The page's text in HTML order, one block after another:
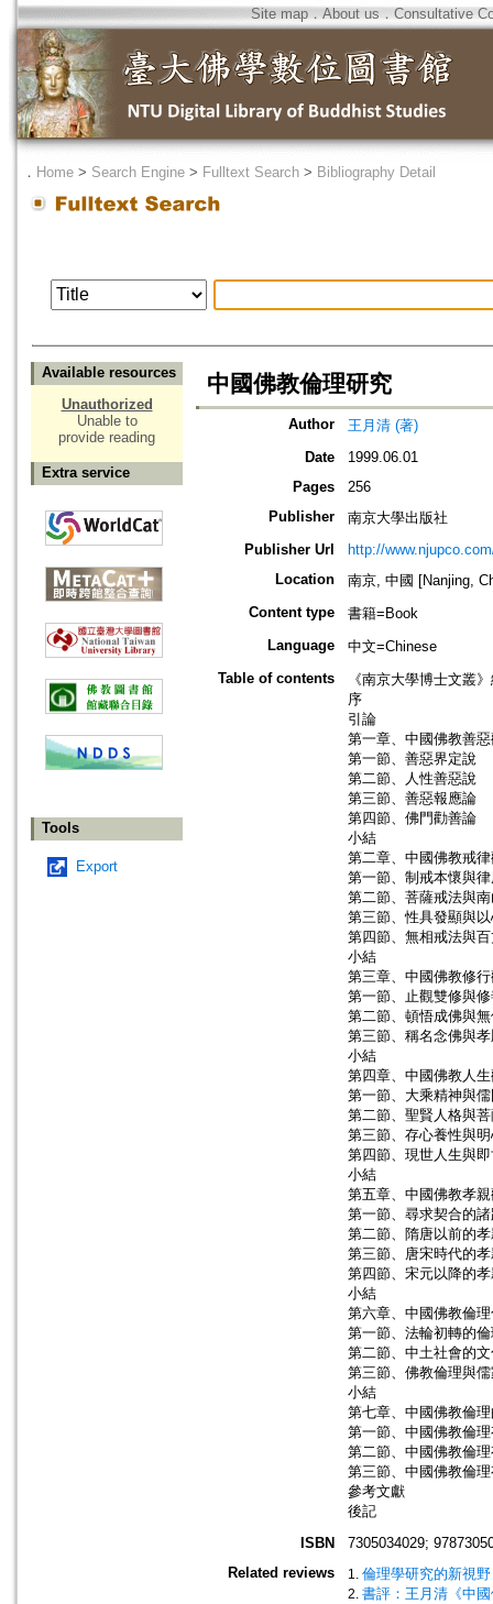
Site map．About us ． Consultative
． Home > Search Engine > Fulltext Search > Bibliography Detail
Available resources
Unauthorized
Unable to
provide reading
Extra service
Tools
Export
中國佛教倫理研究
Author
王月清 (著)
Date
1999.06.01
Pages
256
Publisher
南京大學出版社
Publisher Url
http://
Location
南京, 中國 [Nanjing,
Content type
書籍=Book
Language
中文=Chinese
Table of contents
《南京大學博士文叢
序
引論
第一章、中國佛教善
第一節、善惡界定說
第二節、人性善惡說
第三節、善惡報應論
第四節、佛門勸善論
小結
第二章、中國佛教戒
第一節、制戒本懷與
第二節、菩薩戒法與
第三節、性具發顯與
第四節、無相戒法與
小結
第三章、中國佛教修
第一節、止觀雙修與
第二節、頓悟成佛與
第三節、稱名念佛與
小結
第四章、中國佛教人
第一節、大乘精神與
第二節、聖賢人格與
第三節、存心養性與
第四節、現世人生與
小結
第五章、中國佛教孝
第一節、尋求契合的
第二節、隋唐以前的
第三節、唐宋時代的
第四節、宋元以降的
小結
第六章、中國佛教倫
第一節、法輪初轉的
第二節、中土社會的
第三節、佛教倫理與
小結
第七章、中國佛教倫
第一節、中國佛教倫
第二節、中國佛教倫
第三節、中國佛教倫
參考文獻
後記
ISBN
7305034029;
Related reviews
倫理學研究的新視
書評：王月清《中